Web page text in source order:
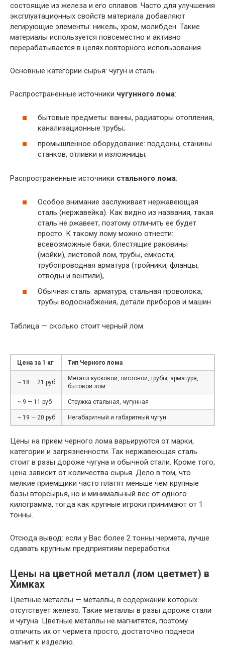
состоящие из железа и его сплавов. Часто для улучшения
эксплуатационных свойств материала добавляют
легирующие элементы: никель, хром, молибден. Такие
материалы используется повсеместно и активно
перерабатывается в целях повторного использования.
Основные категории сырья: чугун и сталь.
Распространенные источники чугунного лома:
бытовые предметы: ванны, радиаторы отопления,
канализационные трубы;
промышленное оборудование: поддоны, станины
станков, отливки и изложницы;
Распространенные источники стального лома:
Особое внимание заслуживает нержавеющая
сталь (нержавейка). Как видно из названия, такая
сталь не ржавеет, поэтому отличить ее будет
просто. К такому лому можно отнести:
всевозможные баки, блестящие раковины
(мойки), листовой лом, трубы, емкости,
трубопроводная арматура (тройники, фланцы,
отводы и вентили),
Обычная сталь: арматура, стальная проволока,
трубы водоснабжения, детали приборов и машин
Таблица — сколько стоит черный лом.
Цена за 1 кг Тип Черного лома
~ 18 — 21 руб
Металл кусковой, листовой, трубы, арматура,
бытовой лом
~ 9 — 11 руб Стружка стальная, чугунная
~ 19 — 20 руб Негабаритный и габаритный чугун
Цены на прием черного лома варьируются от марки,
категории и загрязненности. Так нержавеющая сталь
стоит в разы дороже чугуна и обычной стали. Кроме того,
цена зависит от количества сырья. Дело в том, что
мелкие приемщики часто платят меньше чем крупные
базы вторсырья, но и минимальный вес от одного
килограмма, тогда как крупные игроки принимают от 1
тонны.
Отсюда вывод: если у Вас более 2 тонны чермета, лучше
сдавать крупным предприятиям переработки.
Цены на цветной металл (лом цветмет) в
Химках
Цветные металлы — металлы, в содержании которых
отсутствует железо. Такие металлы в разы дороже стали
и чугуна. Цветные металлы не магнитятся, поэтому
отличить их от чермета просто, достаточно поднеси
магнит к изделию.